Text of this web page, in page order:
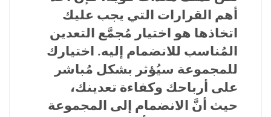
أهم القرارات التي يجب عليك
اتخاذها هو اختيار مُجمَّع التعدين
المُناسب للانضمام إليه. اختيارك
للمجموعة سيُؤثر بشكل مُباشر
على أرباحك وكفاءة تعدينك،
حيث أنَّ الانضمام إلى المجموعة